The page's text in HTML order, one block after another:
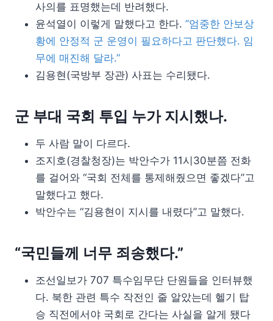
사의를 표명했는데 반려했다.
윤석열이 이렇게 말했다고 한다. ”엄중한 안보상
황에 안정적 군 운영이 필요하다고 판단했다. 임
무에 매진해 달라.”
김용현(국방부 장관) 사표는 수리됐다.
군 부대 국회 투입 누가 지시했나.
두 사람 말이 다르다.
조지호(경찰청장)는 박안수가 11시30분쯤 전화
를 걸어와 “국회 전체를 통제해줬으면 좋겠다”고
말했다고 했다.
박안수는 “김용현이 지시를 내렸다”고 말했다.
“국민들께 너무 죄송했다.”
조선일보가 707 특수임무단 단원들을 인터뷰했
다. 북한 관련 특수 작전인 줄 알았는데 헬기 탑
승 직전에서야 국회로 간다는 사실을 알게 됐다